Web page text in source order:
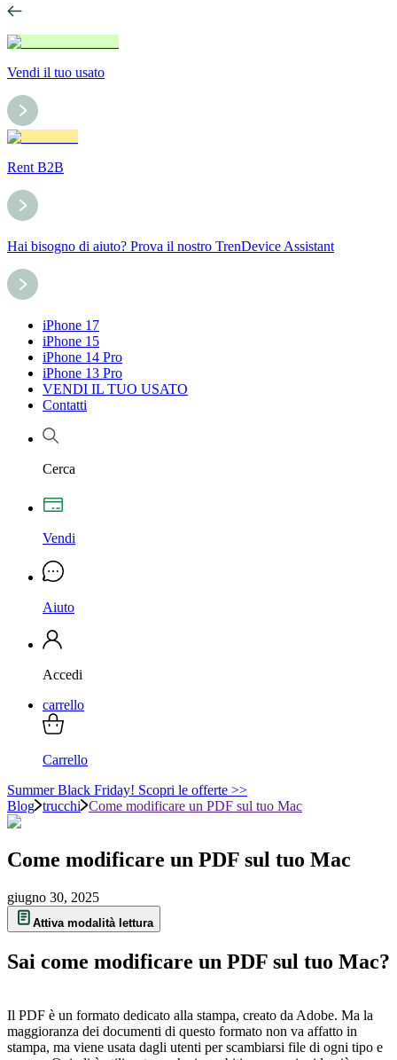
Vendi il tuo usato
Rent B2B
Hai bisogno di aiuto? Prova il nostro TrenDevice Assistant
iPhone 17
iPhone 15
iPhone 14 Pro
iPhone 13 Pro
VENDI IL TUO USATO
Contatti
Cerca
Vendi
Aiuto
Accedi
carrello
Carrello
Summer Black Friday! Scopri le offerte >>
Blog trucchi Come modificare un PDF sul tuo Mac
Come modificare un PDF sul tuo Mac
giugno 30, 2025
Attiva modalità lettura
Sai come modificare un PDF sul tuo Mac?
Il PDF è un formato dedicato alla stampa, creato da Adobe. Ma la
maggioranza dei documenti di questo formato non va affatto in
stampa, ma viene usata dagli utenti per scambiarsi file di ogni tipo e